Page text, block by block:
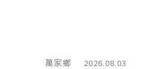
萬家鄉 2026.08.03